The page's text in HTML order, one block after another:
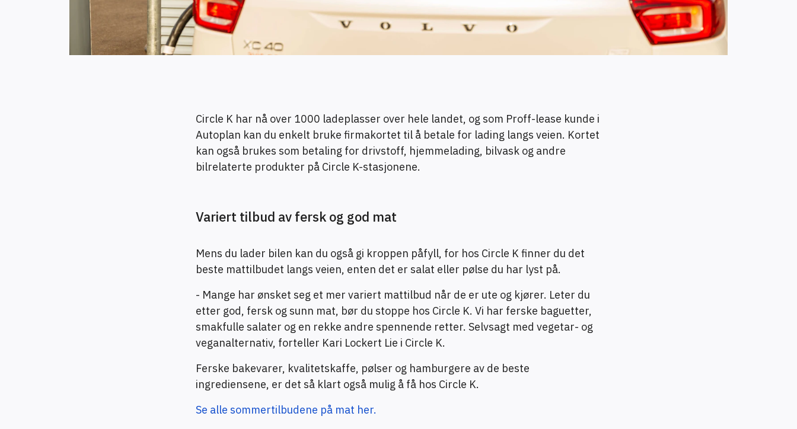
Circle K har nå over 1000 ladeplasser over hele landet, og som Proff-lease kunde i
Autoplan kan du enkelt bruke firmakortet til å betale for lading langs veien. Kortet
kan også brukes som betaling for drivstoff, hjemmelading, bilvask og andre
bilrelaterte produkter på Circle K-stasjonene.
Variert tilbud av fersk og god mat
Mens du lader bilen kan du også gi kroppen påfyll, for hos Circle K finner du det
beste mattilbudet langs veien, enten det er salat eller pølse du har lyst på.
- Mange har ønsket seg et mer variert mattilbud når de er ute og kjører. Leter du
etter god, fersk og sunn mat, bør du stoppe hos Circle K. Vi har ferske baguetter,
smakfulle salater og en rekke andre spennende retter. Selvsagt med vegetar- og
veganalternativ, forteller Kari Lockert Lie i Circle K.
Ferske bakevarer, kvalitetskaffe, pølser og hamburgere av de beste
ingrediensene, er det så klart også mulig å få hos Circle K.
Se alle sommertilbudene på mat her.